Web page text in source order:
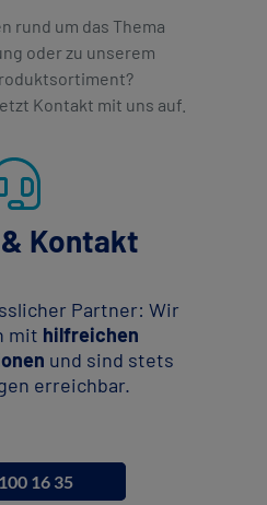
rund um das Thema
oder zu unserem
Kontakt mit uns auf.
Kontakt
Partner: Wir
mit hilfreichen
und sind stets
erreichbar.
16 35